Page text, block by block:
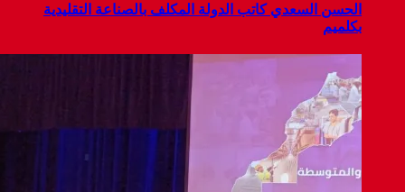
الحسن السعدي كاتب الدولة المكلف بالصناعة التقليدية
بكلميم